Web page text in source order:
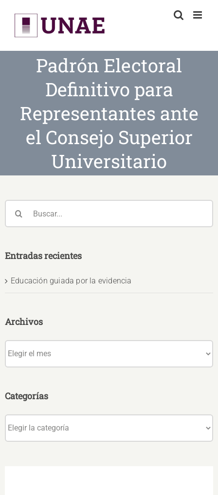
content
Padrón Electoral
Definitivo para
Representantes ante
el Consejo Superior
Universitario
Entradas recientes
Educación guiada por la evidencia
Archivos
Categorías